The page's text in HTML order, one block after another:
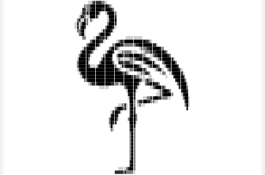
                       ░░▒▓▓▓▓▒▒░
                     ▒▒▒▓████████▓▒░
                    ▓▓▒▒▓█████▓▓███▓▒
                   ░▓▓▓▒████▓░  ░▓███▒
                  ░▓▓▒░░███▓░    ░███▓
                 ▒▓░░▓▒ ▒░       ░▓███
                ░▓░▒██▒          ▒███▓
                ░▓░▓█▓          ▒███▓░
                 ▒▒▓█░        ░▓███▓░
                  ▒▓█░      ░▓████▓
                    ▒▒    ░▓█▓▓▓▓░         ░░░░░░░░░
                        ▒▓███▓▓░      ░▒▓▓███████████▓▓▒░
                      ▒▓████▓░      ▒▓██▓▓▒▒▒▒▒▒▓▓███████▓▓░
                    ░▓████▓░      ▒▓█▓▒░          ░▒▒▒▓▓█████▓▒
                   ▒████▓▒      ░▓██▓  ░░▒▒▒▒▒░░░  ░░▒▒▒▓▓▓████▓▒
                  ▒████▓░      ▒████  ▒██▓▓▓▓█████▓▓▒░  ░▒▓▓█████▓▒
                 ░█████▒      ▒████▓  ░▒░░░░░▒▒▒▓▓████▓▒░  ░▒▓█████▓░
                 ▒█████░     ▒██████▒  ▓▓▓▓▓▓▒▒░   ░▒▓███▓░   ▒▓█████▒
                 ▒█████▓░░░░▓████████▒  ░▓▓██████▓▒░  ░▒▓██▓▒  ░▓█████▓
                 ░▓███████████████████▓▒░  ░░▒▒▓▓███▓▒    ░▒▓▓░  ▒▓████▓░
                  ░▓█████████████████████▓▓▒░    ░░▒▒▓▓▒     ░▒▒  ░▓████▓░
                   ░▓█████████████████████████▓▓▒▒░░░  ░░       ░   ▓████▓
                     ▒▓███████████████████████████▓▒░▒▓▒▒░           ▓████▒
                       ░▒▓▓▓███████▓▓▒▒░▒▓███████▓░  ▒▓▓██▓▓▒         ▒████░
                             ░░░░░        ▒▓████▓░      ░▒▓███▓▒       ▓███▒
                                           ░████░           ░▒▓██▓▒     ▓██▓
                                            ▓██▓           ░░▒▓████▒    ░▓██
                                            ░██▓    ░░▒▒▓▓██▓▓▒▒▒░░      ▒██░
                                             ██▒ ▒▓▓██▓▓▒▒░░              ▓█░
                                       ░░▒▓░ ▓█▒ ░▒░░                     ▒█░
                                     ▒▓██▓▓░ ▓█▓                           ▓
                                   ░▓██▓░    ▓█▓
                                   ▓██▓      ▓██▒
                                  ▒███▒     ▒███▒
                                  ▒█▓▓       ███░
                                  ░█░        ▓█▓
                                   ▒░        ▓█▒
                                             ▒█▒
                                             ▒█▒
                                             ▒█▒
                                             ▒█▒
                                             ▒█▒
                                             ▒█▒
                                             ▒█▒
                                             ▒█▒
                                             ▓█▒
                                             ▓█▒
                                       ░░░░▒▓██▒
                                     ▓▓▓▓▓▓▒▒▒▒░